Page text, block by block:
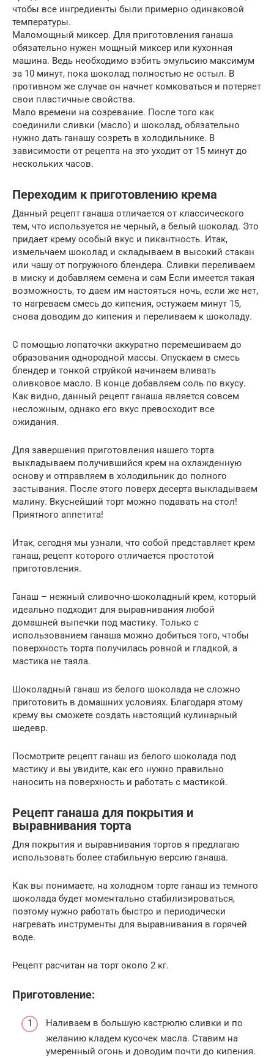
чтобы все ингредиенты были примерно одинаковой
температуры.
Маломощный миксер. Для приготовления ганаша
обязательно нужен мощный миксер или кухонная
машина. Ведь необходимо взбить эмульсию максимум
за 10 минут, пока шоколад полностью не остыл. В
противном же случае он начнет комковаться и потеряет
свои пластичные свойства.
Мало времени на созревание. После того как
соединили сливки (масло) и шоколад, обязательно
нужно дать ганашу созреть в холодильнике. В
зависимости от рецепта на это уходит от 15 минут до
нескольких часов.
Переходим к приготовлению крема
Данный рецепт ганаша отличается от классического
тем, что используется не черный, а белый шоколад. Это
придает крему особый вкус и пикантность. Итак,
измельчаем шоколад и складываем в высокий стакан
или чашу от погружного блендера. Сливки переливаем
в миску и добавляем семена и сам Если имеется такая
возможность, то даем им настояться ночь, если же нет,
то нагреваем смесь до кипения, остужаем минут 15,
снова доводим до кипения и переливаем к шоколаду.
С помощью лопаточки аккуратно перемешиваем до
образования однородной массы. Опускаем в смесь
блендер и тонкой струйкой начинаем вливать
оливковое масло. В конце добавляем соль по вкусу.
Как видно, данный рецепт ганаша является совсем
несложным, однако его вкус превосходит все
ожидания.
Для завершения приготовления нашего торта
выкладываем получившийся крем на охлажденную
основу и отправляем в холодильник до полного
застывания. После этого поверх десерта выкладываем
малину. Вкуснейший торт можно подавать на стол!
Приятного аппетита!
Итак, сегодня мы узнали, что собой представляет крем
ганаш, рецепт которого отличается простотой
приготовления.
Ганаш – нежный сливочно-шоколадный крем, который
идеально подходит для выравнивания любой
домашней выпечки под мастику. Только с
использованием ганаша можно добиться того, чтобы
поверхность торта получилась ровной и гладкой, а
мастика не таяла.
Шоколадный ганаш из белого шоколада не сложно
приготовить в домашних условиях. Благодаря этому
крему вы сможете создать настоящий кулинарный
шедевр.
Посмотрите рецепт ганаш из белого шоколада под
мастику и вы увидите, как его нужно правильно
наносить на поверхность и работать с мастикой.
Рецепт ганаша для покрытия и
выравнивания торта
Для покрытия и выравнивания тортов я предлагаю
использовать более стабильную версию ганаша.
Как вы понимаете, на холодном торте ганаш из темного
шоколада будет моментально стабилизироваться,
поэтому нужно работать быстро и периодически
нагревать инструменты для выравнивания в горячей
воде.
Рецепт расчитан на торт около 2 кг.
Приготовление:
Наливаем в большую кастрюлю сливки и по
желанию кладем кусочек масла. Ставим на
умеренный огонь и доводим почти до кипения.